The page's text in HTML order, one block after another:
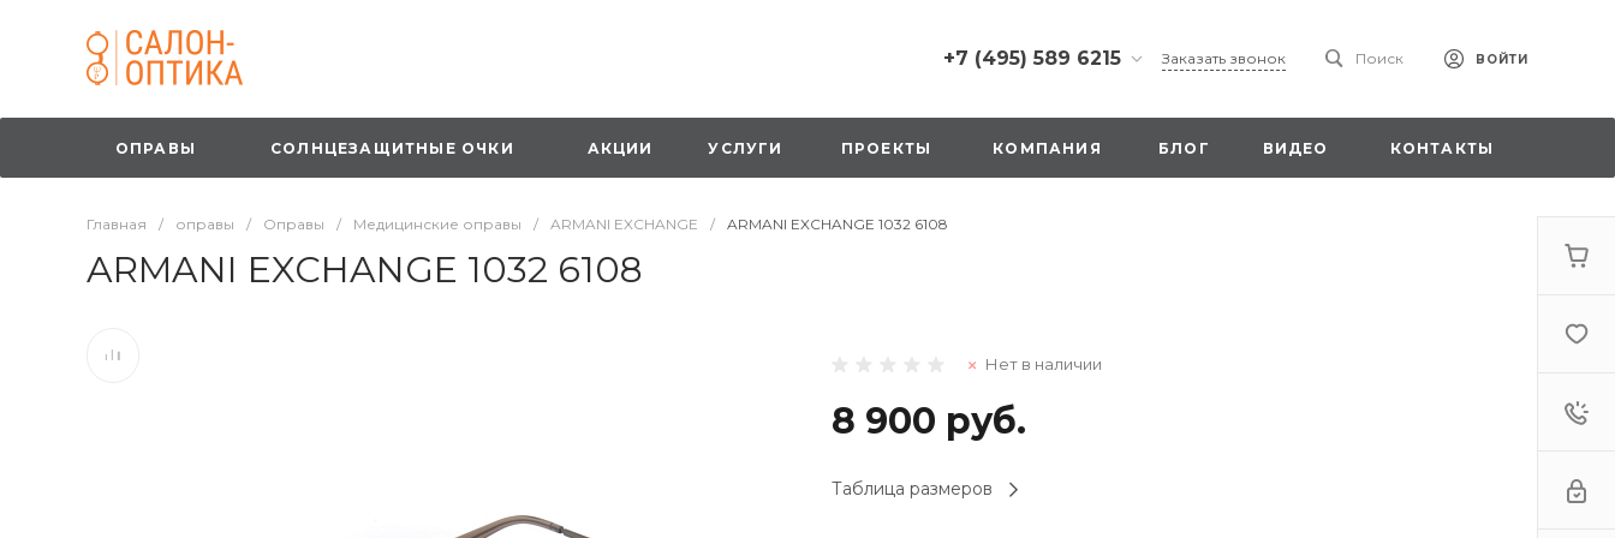
+7 (495) 589 6215
+7 (495) 589 6215
г. Москва, Русаковская
ул., д.1, вход с улицы со
стороны ТТК
1 мая: выходной
г. Москва,
оранжевая вывеска
напротив «Перекрестка»
на 1 этаже
1 мая: 10:00-19:00
Заказать звонок Поиск ВОЙТИ
ОПРАВЫ СОЛНЦЕЗАЩИТНЫЕ ОЧКИ АКЦИИ УСЛУГИ ПРОЕКТЫ КОМПАНИЯ БЛОГ ВИДЕО КОНТАКТЫ
Главная / оправы / Оправы / Медицинские оправы / ARMANI EXCHANGE / ARMANI EXCHANGE 1032 6108
ARMANI EXCHANGE 1032 6108
Нет в наличии
8 900 руб.
Таблица размеров